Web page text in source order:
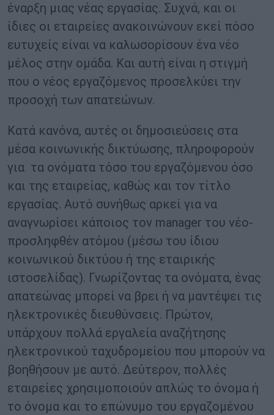
έναρξη μιας νέας εργασίας. Συχνά, και οι
ίδιες οι εταιρείες ανακοινώνουν εκεί πόσο
ευτυχείς είναι να καλωσορίσουν ένα νέο
μέλος στην ομάδα. Και αυτή είναι η στιγμή
που ο νέος εργαζόμενος προσελκύει την
προσοχή των απατεώνων.
Κατά κανόνα, αυτές οι δημοσιεύσεις στα
μέσα κοινωνικής δικτύωσης, πληροφορούν
για τα ονόματα τόσο του εργαζόμενου όσο
και της εταιρείας, καθώς και τον τίτλο
εργασίας. Αυτό συνήθως αρκεί για να
αναγνωρίσει κάποιος τον manager του νέο-
προσληφθέν ατόμου (μέσω του ίδιου
κοινωνικού δικτύου ή της εταιρικής
ιστοσελίδας). Γνωρίζοντας τα ονόματα, ένας
απατεώνας μπορεί να βρει ή να μαντέψει τις
ηλεκτρονικές διευθύνσεις. Πρώτον,
υπάρχουν πολλά εργαλεία αναζήτησης
ηλεκτρονικού ταχυδρομείου που μπορούν να
βοηθήσουν με αυτό. Δεύτερον, πολλές
εταιρείες χρησιμοποιούν απλώς το όνομα ή
το όνομα και το επώνυμο του εργαζομένου